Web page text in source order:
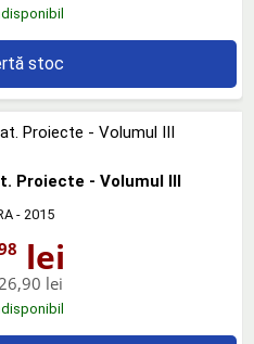
stoc
Proiecte - Volumul III
- 2015
lei
26,90 lei